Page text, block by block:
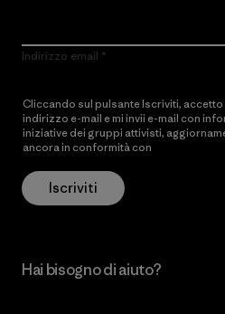
Indirizzo email
Cliccando sul pulsante Iscriviti,
indirizzo e-mail e mi invii e-mail con
iniziative dei gruppi attivisti,
ancora in conformità con
Iscriviti
Hai bisogno di aiuto?